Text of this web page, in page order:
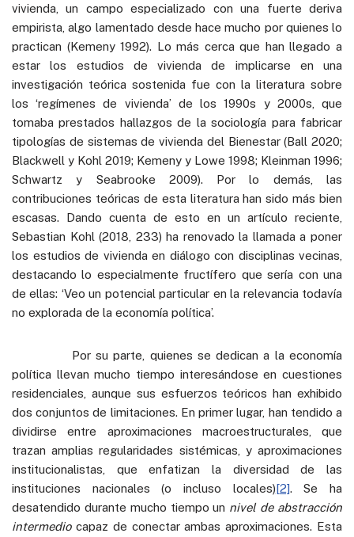
vivienda, un campo especializado con una fuerte deriva
empirista, algo lamentado desde hace mucho por quienes lo
practican (Kemeny 1992). Lo más cerca que han llegado a
estar los estudios de vivienda de implicarse en una
investigación teórica sostenida fue con la literatura sobre
los ‘regímenes de vivienda’ de los 1990s y 2000s, que
tomaba prestados hallazgos de la sociología para fabricar
tipologías de sistemas de vivienda del Bienestar (Ball 2020;
Blackwell y Kohl 2019; Kemeny y Lowe 1998; Kleinman 1996;
Schwartz y Seabrooke 2009). Por lo demás, las
contribuciones teóricas de esta literatura han sido más bien
escasas. Dando cuenta de esto en un artículo reciente,
Sebastian Kohl (2018, 233) ha renovado la llamada a poner
los estudios de vivienda en diálogo con disciplinas vecinas,
destacando lo especialmente fructífero que sería con una
de ellas: ‘Veo un potencial particular en la relevancia todavía
no explorada de la economía política’.
Por su parte, quienes se dedican a la economía
política llevan mucho tiempo interesándose en cuestiones
residenciales, aunque sus esfuerzos teóricos han exhibido
dos conjuntos de limitaciones. En primer lugar, han tendido a
dividirse entre aproximaciones macroestructurales, que
trazan amplias regularidades sistémicas, y aproximaciones
institucionalistas, que enfatizan la diversidad de las
instituciones nacionales (o incluso locales)[2]. Se ha
desatendido durante mucho tiempo un nivel de abstracción
intermedio capaz de conectar ambas aproximaciones. Esta